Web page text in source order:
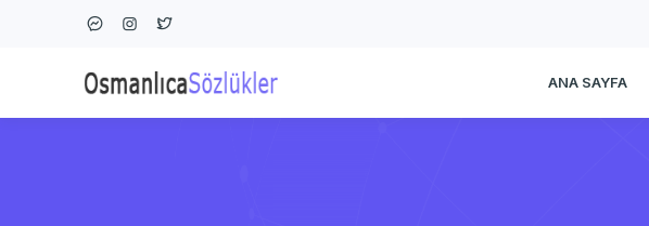
ANA SAYFA